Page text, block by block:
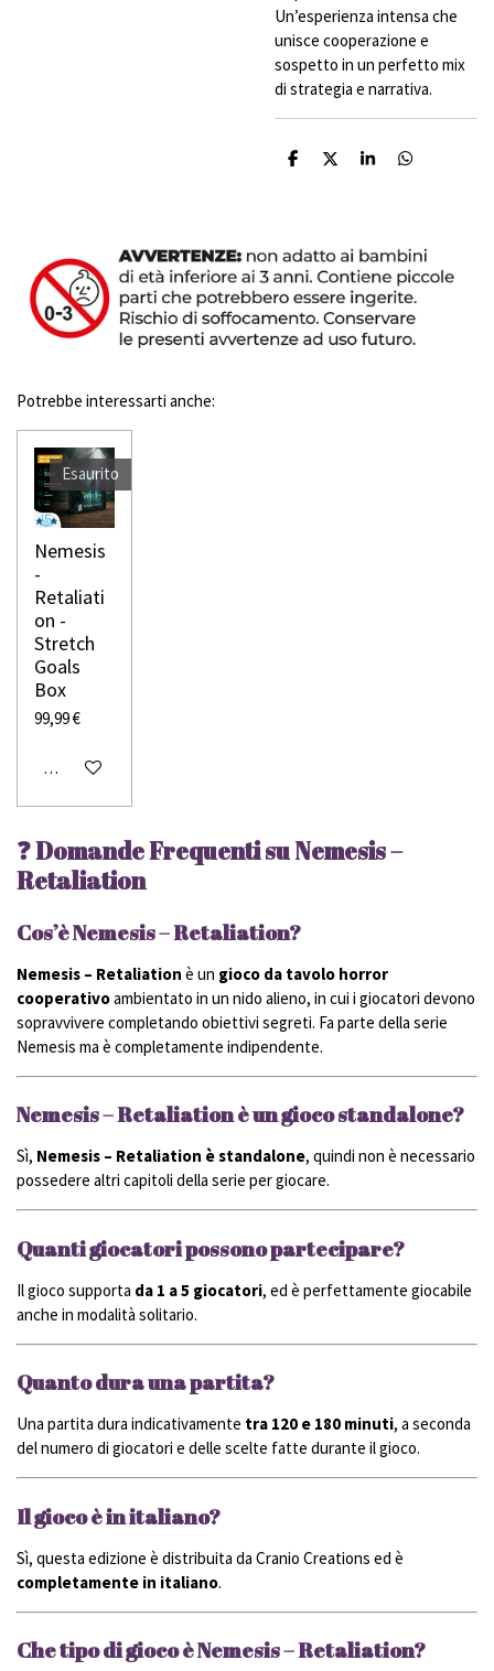
Un’esperienza intensa che
unisce cooperazione e
sospetto in un perfetto mix
di strategia e narrativa.
C
i
d
i
C
i
d
i
C
i
d
i
C
v
i
d
i
Potrebbe interessarti anche:
Esaurito
Nemesis
-
Retaliati
on -
Stretch
Goals
Box
99,99 €
Avvisami quando disponibile
❓ Domande Frequenti su Nemesis –
Retaliation
Cos’è Nemesis – Retaliation?
Nemesis – Retaliation è un gioco da tavolo horror
cooperativoambientato in un nido alieno, in cui i giocatori devono
sopravvivere completando obiettivi segreti. Fa parte della serie
Nemesis ma è completamente indipendente.
Nemesis – Retaliation è un gioco standalone?
Sì, Nemesis – Retaliation è standalone, quindi non è necessario
possedere altri capitoli della serie per giocare.
Quanti giocatori possono partecipare?
Il gioco supporta da 1 a 5 giocatori, ed è perfettamente giocabile
anche in modalità solitario.
Quanto dura una partita?
Una partita dura indicativamente tra 120 e 180 minuti, a seconda
del numero di giocatori e delle scelte fatte durante il gioco.
Il gioco è in italiano?
Sì, questa edizione è distribuita da Cranio Creations ed è
completamente in italiano.
Che tipo di gioco è Nemesis – Retaliation?